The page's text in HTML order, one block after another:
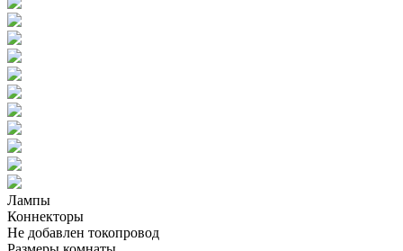
Лампы
Коннекторы
Не добавлен токопровод